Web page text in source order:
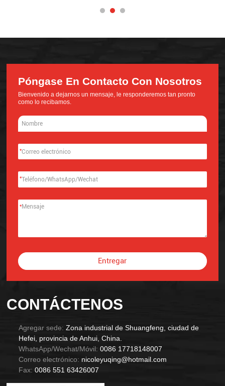
CONTÁCTENOS
Agregar sede: Zona industrial de Shuangfeng, ciudad de
Hefei, provincia de Anhui, China.
WhatsApp/Wechat/Móvil: 0086 17718148007
Correo electrónico: nicoleyuqing@hotmail.com
Fax: 0086 551 63426007
Póngase En Contacto Con Nosotros
Bienvenido a dejarnos un mensaje, le responderemos tan pronto
como lo recibamos.
*
*
*
Entregar